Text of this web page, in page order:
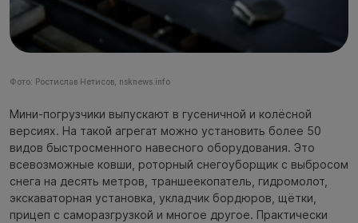
Фото: Ростислав Нетисов, nsknews.info
Мини-погрузчики выпускают в гусеничной и колёсной
версиях. На такой агрегат можно установить более 50
видов быстросменного навесного оборудования. Это
всевозможные ковши, роторный снегоуборщик с выбросом
снега на десять метров, траншеекопатель, гидромолот,
экскаваторная установка, укладчик бордюров, щётки,
прицеп с саморазгрузкой и многое другое. Практически